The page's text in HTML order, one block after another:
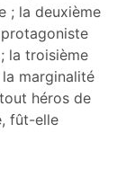
; la deuxième
la troisième
marginalité
héros de
fût-elle